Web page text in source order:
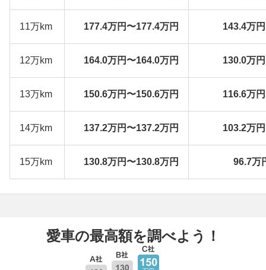
11万km 177.4万円〜177.4万円 143.4万
12万km 164.0万円〜164.0万円 130.0万
13万km 150.6万円〜150.6万円 116.6万
14万km 137.2万円〜137.2万円 103.2万
15万km 130.8万円〜130.8万円 96.7万
愛車の最高額を調べよう！